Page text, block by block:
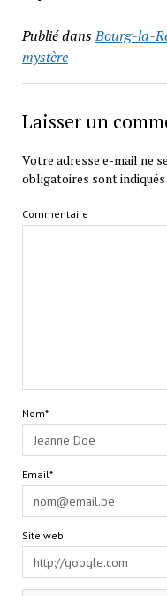
Publié dansBourg-la-
mystère
Laisser un
Votre adresse e-mail ne
obligatoires sont indiqués
Commentaire
Nom*
Email*
Site web